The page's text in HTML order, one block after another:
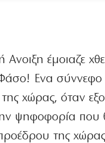
Ανοιξη έμοιαζε
Ενα σύννεφο
χώρας, όταν
ψηφοφορία που
της